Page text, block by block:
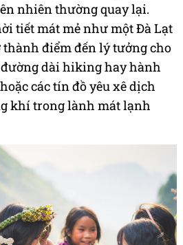
nhiên thường quay lại.
tiết mát mẻ như một Đà Lạt
thành điểm đến lý tưởng cho
dài hiking hay hành
các tín đồ yêu xê dịch
khí trong lành mát lạnh